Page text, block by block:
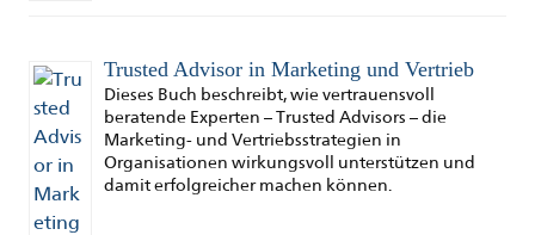
Trusted Advisor in Marketing und Vertrieb
Dieses Buch beschreibt, wie vertrauensvoll
beratende Experten – Trusted Advisors – die
Marketing- und Vertriebsstrategien in
Organisationen wirkungsvoll unterstützen und
damit erfolgreicher machen können.